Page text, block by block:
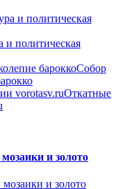
политическая
Собор
Откатные
и золото